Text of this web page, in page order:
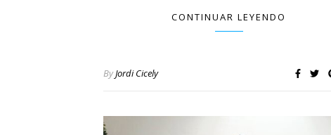
CONTINUAR LEYENDO
ByJordi Cicely